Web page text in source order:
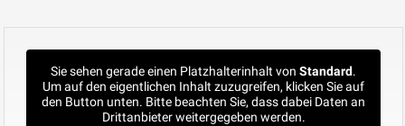
Sie sehen gerade einen Platzhalterinhalt von Standard.
Um auf den eigentlichen Inhalt zuzugreifen, klicken Sie auf
den Button unten. Bitte beachten Sie, dass dabei Daten an
Drittanbieter weitergegeben werden.